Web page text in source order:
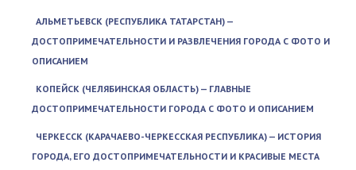
АЛЬМЕТЬЕВСК (РЕСПУБЛИКА ТАТАРСТАН) —
ДОСТОПРИМЕЧАТЕЛЬНОСТИ И РАЗВЛЕЧЕНИЯ ГОРОДА С ФОТО И
ОПИСАНИЕМ
КОПЕЙСК (ЧЕЛЯБИНСКАЯ ОБЛАСТЬ) — ГЛАВНЫЕ
ДОСТОПРИМЕЧАТЕЛЬНОСТИ ГОРОДА С ФОТО И ОПИСАНИЕМ
ЧЕРКЕССК (КАРАЧАЕВО-ЧЕРКЕССКАЯ РЕСПУБЛИКА) — ИСТОРИЯ
ГОРОДА, ЕГО ДОСТОПРИМЕЧАТЕЛЬНОСТИ И КРАСИВЫЕ МЕСТА